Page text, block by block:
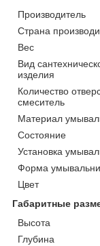
Производитель
Страна
Вес
Вид
изделия
Количество
смеситель
Материал
Состояние
Установка
Форма
Цвет
Габаритные
Высота
Глубина